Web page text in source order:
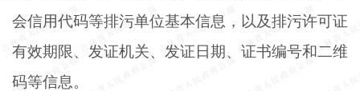
会信用代码等排污单位基本信息，以及排污许可证
有效期限、发证机关、发证日期、证书编号和二维
码等信息。